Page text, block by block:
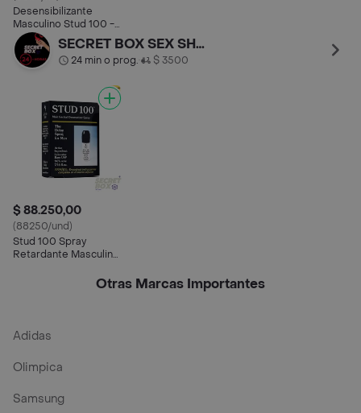
Desensibilizante
Masculino Stud 100 -
Retardante
SECRET BOX SEX SHOP EXPRESS TURBO 24/7 ⚡️
24 min o prog.• $ 3500
$ 88.250,00
(88250/und)
Stud 100 Spray
Retardante Masculino
Otras Marcas Importantes
Adidas
Olimpica
Samsung